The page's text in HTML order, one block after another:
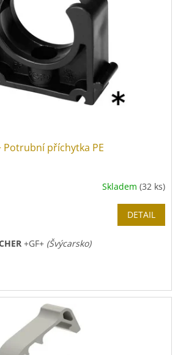
Potrubní příchytka PE
Skladem (32 ks)
DETAIL
+GF+ (Švýcarsko)
.